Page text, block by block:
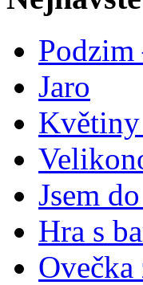
Jaro
Jsem
Hra s